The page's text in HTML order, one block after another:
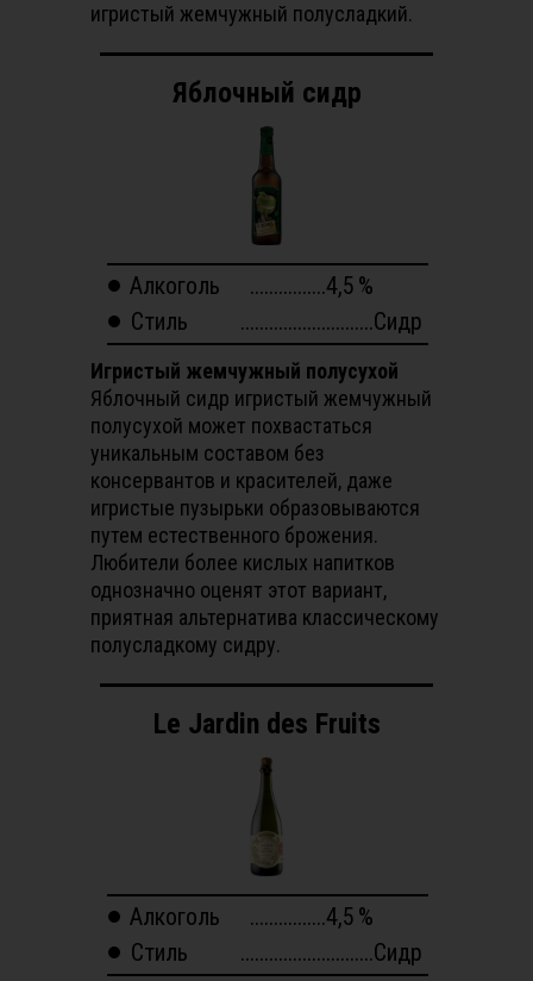
игристый жемчужный полусладкий.
Стиль ............................Сидр
Яблочный сидр
Алкоголь
Игристый жемчужный полусухой
Яблочный сидр игристый жемчужный
полусухой может похвастаться
уникальным составом без
консервантов и красителей, даже
игристые пузырьки образовываются
путем естественного брожения.
Любители более кислых напитков
однозначно оценят этот вариант,
приятная альтернатива классическому
полусладкому сидру.
%
................4,5
Стиль ............................Сидр
Le Jardin des Fruits
Алкоголь %
................4,5